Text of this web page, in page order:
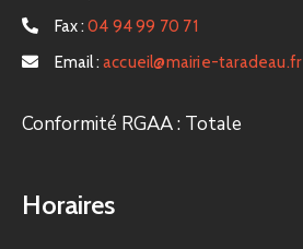
Fax : 04 94 99 70 71
Email : accueil@mairie-taradeau.fr
Conformité RGAA : Totale
Horaires